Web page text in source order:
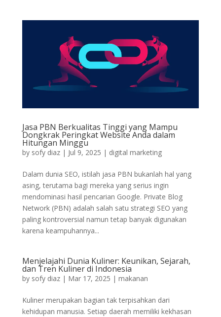
Jasa PBN Berkualitas Tinggi yang Mampu
Dongkrak Peringkat Website Anda dalam
Hitungan Minggu
by sofy diaz| Jul 9, 2025 | digital marketing
Dalam dunia SEO, istilah jasa PBN bukanlah hal yang
asing, terutama bagi mereka yang serius ingin
mendominasi hasil pencarian Google. Private Blog
Network (PBN) adalah salah satu strategi SEO yang
paling kontroversial namun tetap banyak digunakan
karena keampuhannya...
Menjelajahi Dunia Kuliner: Keunikan, Sejarah,
dan Tren Kuliner di Indonesia
by sofy diaz| Mar 17, 2025 | makanan
Kuliner merupakan bagian tak terpisahkan dari
kehidupan manusia. Setiap daerah memiliki kekhasan